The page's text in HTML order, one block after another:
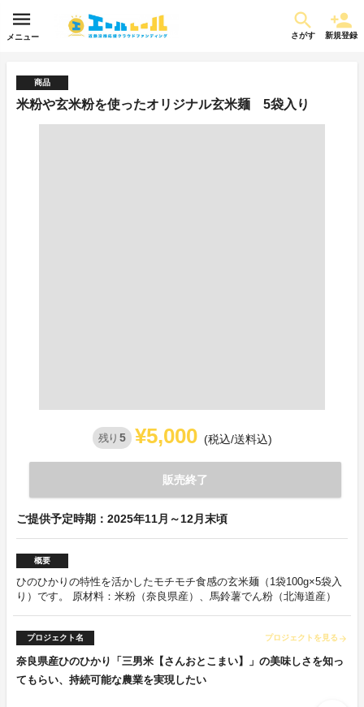
メニュー さがす 新規登録
商品
米粉や玄米粉を使ったオリジナル玄米麺 5袋入り
残り 5 ¥5,000 (税込/送料込)
販売終了
ご提供予定時期：2025年11月～12月末頃
概要
ひのひかりの特性を活かしたモチモチ食感の玄米麺（1袋100g×5袋入
り）です。 原材料：米粉（奈良県産）、馬鈴薯でん粉（北海道産）
プロジェクト名 プロジェクトを見る arrow_forward
奈良県産ひのひかり「三男米【さんおとこまい】」の美味しさを知っ
てもらい、持続可能な農業を実現したい